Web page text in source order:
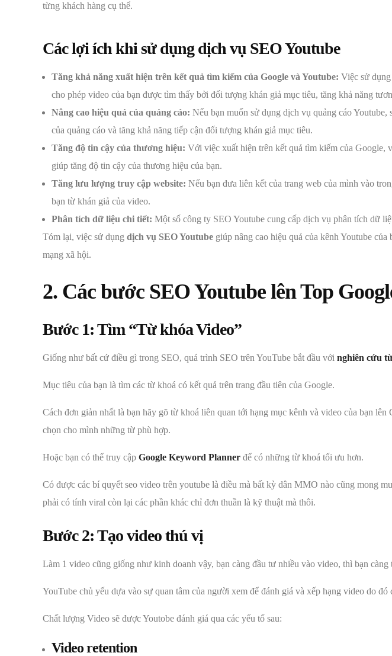
từng khách hàng cụ thể.
Các lợi ích khi sử dụng dịch vụ SEO Youtube
Tăng khả năng xuất hiện trên kết quả tìm kiếm của Google và Youtube: Việc sử
cho phép video của bạn được tìm thấy bởi đối tượng khán giả mục tiêu, tăng khả năng
Nâng cao hiệu quả của quảng cáo: Nếu bạn muốn sử dụng dịch vụ quảng cáo
của quảng cáo và tăng khả năng tiếp cận đối tượng khán giả mục tiêu.
Tăng độ tin cậy của thương hiệu: Với việc xuất hiện trên kết quả tìm kiếm của Google,
giúp tăng độ tin cậy của thương hiệu của bạn.
Tăng lưu lượng truy cập website: Nếu bạn đưa liên kết của trang web của mình vào
bạn từ khán giả của video.
Phân tích dữ liệu chi tiết: Một số công ty SEO Youtube cung cấp dịch vụ phân tích dữ
Tóm lại, việc sử dụng dịch vụ SEO Youtube giúp nâng cao hiệu quả của kênh Youtube
mạng xã hội.
2. Các bước SEO Youtube lên Top
Bước 1: Tìm “Từ khóa Video”
Giống như bất cứ điều gì trong SEO, quá trình SEO trên YouTube bắt đầu với nghiên cứu
Mục tiêu của bạn là tìm các từ khoá có kết quả trên trang đầu tiên của Google.
Cách đơn giản nhất là bạn hãy gõ từ khoá liên quan tới hạng mục kênh và video của bạn
chọn cho mình những từ phù hợp.
Hoặc bạn có thể truy cập Google Keyword Planner để có những từ khoá tối ưu hơn.
Có được các bí quyết seo video trên youtube là điều mà bất kỳ dân MMO nào cũng mong
phải có tính viral còn lại các phần khác chỉ đơn thuần là kỹ thuật mà thôi.
Bước 2: Tạo video thú vị
Làm 1 video cũng giống như kinh doanh vậy, bạn càng đầu tư nhiều vào video, thì bạn
YouTube chủ yếu dựa vào sự quan tâm của người xem để đánh giá và xếp hạng video do
Chất lượng Video sẽ được Youtobe đánh giá qua các yếu tố sau:
Video retention